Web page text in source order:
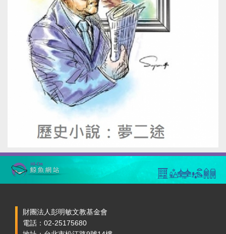
財團法人彭明敏文教基金會
電話：02-25175680